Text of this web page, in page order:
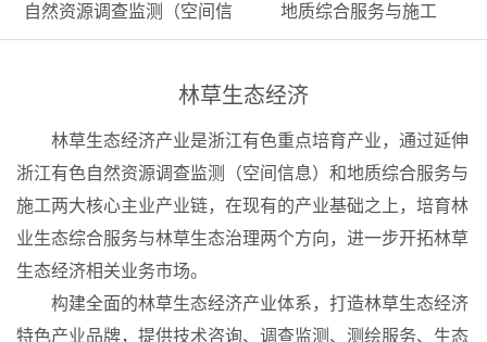
自然资源调查监测（空间信 地质综合服务与施工
林草生态经济
林草生态经济产业是浙江有色重点培育产业，通过延伸
浙江有色自然资源调查监测（空间信息）和地质综合服务与
施工两大核心主业产业链，在现有的产业基础之上，培育林
业生态综合服务与林草生态治理两个方向，进一步开拓林草
生态经济相关业务市场。
构建全面的林草生态经济产业体系，打造林草生态经济
特色产业品牌，提供技术咨询、调查监测、测绘服务、生态